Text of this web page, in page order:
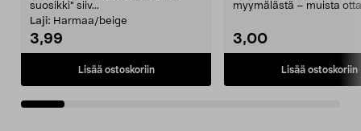
suosikki" siiv...
Laji: Harmaa/beige
3,99
Lisää ostoskoriin
myymälästä – muista
3,00
Lisää ostoskoriin